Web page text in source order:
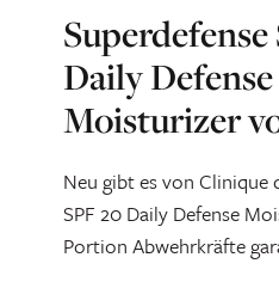
Superdefense
Daily Defense
Moisturizer
Neu gibt es von Clinique
SPF 20 Daily Defense
Portion Abwehrkräfte